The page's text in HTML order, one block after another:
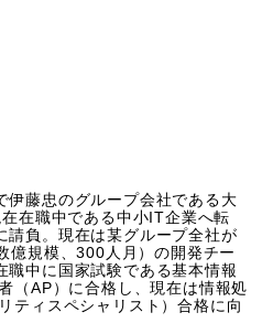
伊藤忠のグループ会社である大
在職中である中小IT企業へ転
請負。現在は某グループ全社が
億規模、300人月）の開発チー
職中に国家試験である基本情報
（AP）に合格し、現在は情報処
ティスペシャリスト）合格に向